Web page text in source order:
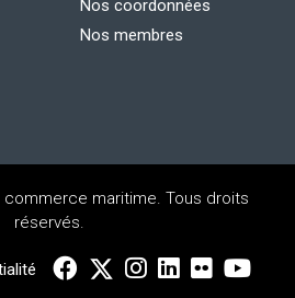
Nos coordonnées
Nos membres
maritime. Tous droits
réservés.